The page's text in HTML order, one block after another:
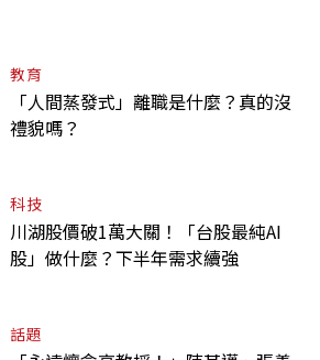
教育
「人間蒸發式」離職是什麼？真的沒
禮貌嗎？
科技
川湖股價破1萬大關！「台股最純AI
股」做什麼？下半年需求續強
話題